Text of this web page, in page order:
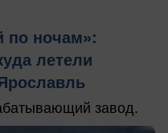
по ночам»:
летели
завод.